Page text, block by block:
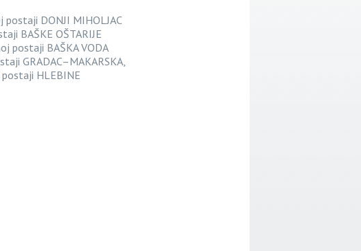
DONJI MIHOLJAC
BAŠKE OŠTARIJE
postaji BAŠKA VODA
GRADAC–MAKARSKA,
HLEBINE